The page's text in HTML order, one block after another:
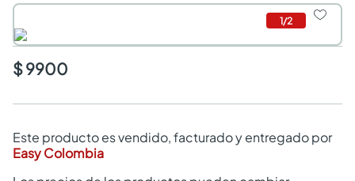
1/2
$ 9900
Este producto es vendido, facturado y entregado por
Easy Colombia
armarios closet
comedores
neveras